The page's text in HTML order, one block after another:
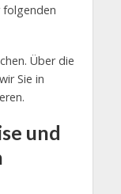
folgenden
Über die
Sie in
und